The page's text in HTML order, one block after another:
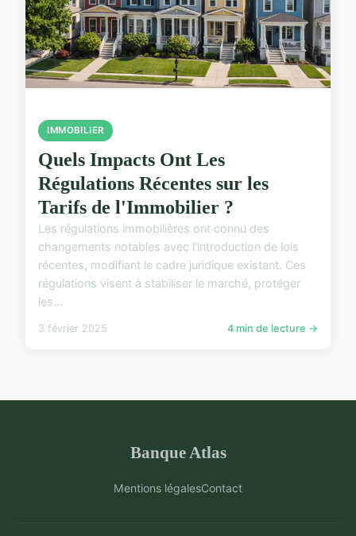
IMMOBILIER
Quels Impacts Ont Les
Régulations Récentes sur les
Tarifs de l'Immobilier ?
Les régulations immobilières ont connu des
changements notables avec l'introduction de lois
récentes, modifiant le cadre juridique existant. Ces
régulations visent à stabiliser le marché, protéger
les...
3 février 2025 4 min de lecture →
Banque Atlas
Mentions légalesContact